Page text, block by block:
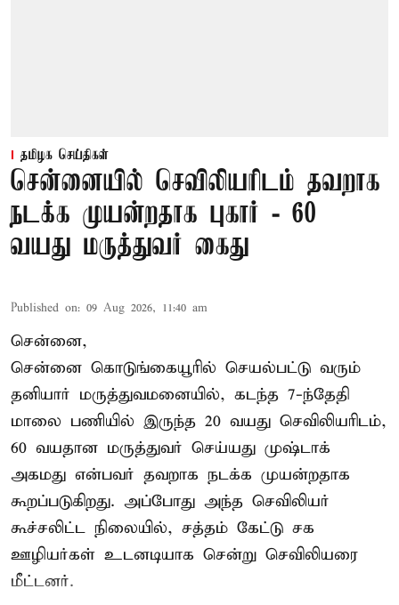
தமிழக செய்திகள்
சென்னையில் செவிலியரிடம் தவறாக
நடக்க முயன்றதாக புகார் - 60
வயது மருத்துவர் கைது
Published on: 09 Aug 2026, 11:40 am
சென்னை,
சென்னை கொடுங்கையூரில் செயல்பட்டு வரும்
தனியார் மருத்துவமனையில், கடந்த 7-ந்தேதி
மாலை பணியில் இருந்த 20 வயது செவிலியரிடம்,
60 வயதான மருத்துவர் செய்யது முஷ்டாக்
அகமது என்பவர் தவறாக நடக்க முயன்றதாக
கூறப்படுகிறது. அப்போது அந்த செவிலியர்
கூச்சலிட்ட நிலையில், சத்தம் கேட்டு சக
ஊழியர்கள் உடனடியாக சென்று செவிலியரை
மீட்டனர்.